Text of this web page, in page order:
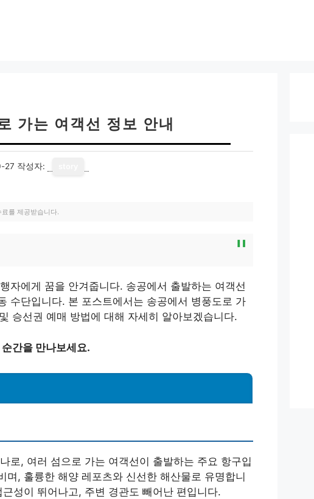
가는 여객선 정보 안내
27 작성자:
를 제공받습니다.
자에게 꿈을 안겨줍니다. 송공에서 출발하는 여객선
수단입니다. 본 포스트에서는 송공에서 병풍도로 가
승선권 예매 방법에 대해 자세히 알아보겠습니다.
간을 만나보세요.
로, 여러 섬으로 가는 여객선이 출발하는 주요 항구입
, 훌륭한 해양 레포츠와 신선한 해산물로 유명합니
성이 뛰어나고, 주변 경관도 빼어난 편입니다.